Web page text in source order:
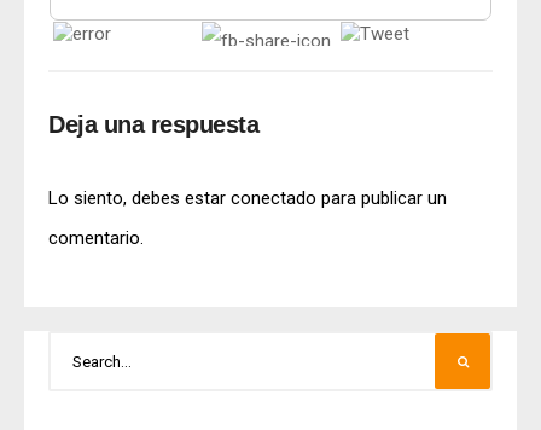
Deja una respuesta
Lo siento, debes estar conectado para publicar un
comentario.